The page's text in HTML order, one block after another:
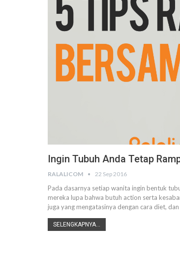
Ingin Tubuh Anda Tetap
RALALICOM 22 Sep 2016
Pada dasarnya setiap wanita ingin bentuk
mereka lupa bahwa butuh action serta
juga yang mengatasinya dengan cara diet,
SELENGKAPNYA...